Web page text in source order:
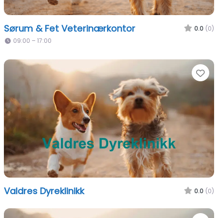
Sørum & Fet Veterinærkontor 0.0 (0)
09:00 – 17:00
Valdres Dyreklinikk 0.0 (0)